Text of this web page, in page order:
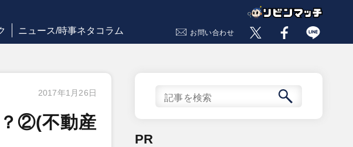
ニュース/時事ネタコラム お問い合わせ
2017年1月26日
②(不動産
PR